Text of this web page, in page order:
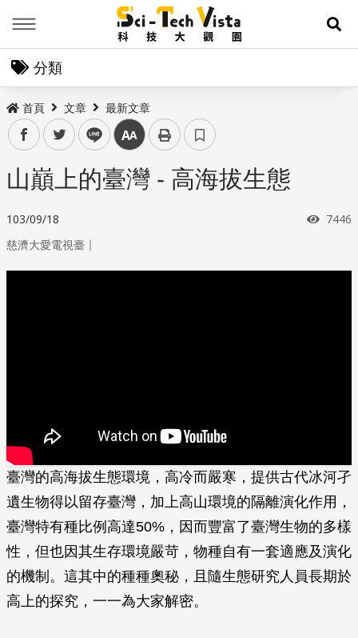
展
分類
首頁 文章 最新文章
facebooktwitter line 中
山巔上的臺灣 - 高海拔生態
103/09/18 瀏覽
7446
慈濟大愛電視臺 ｜
臺灣的高海拔生態環境，高冷而嚴寒，提供古代冰河孑
遺生物得以留存臺灣，加上高山環境­的隔離演化作用，
臺灣特有種比例高達50%，因而豐富了臺灣生物的多樣
性，但也因其生­存環境嚴苛，物種自有一套適應及演化
的機制。這其中的種種奧秘，且隨生態研究人員長期­於
高上的探究，一一為大家解密。